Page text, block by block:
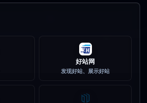
好站网
发现好站、展示好站